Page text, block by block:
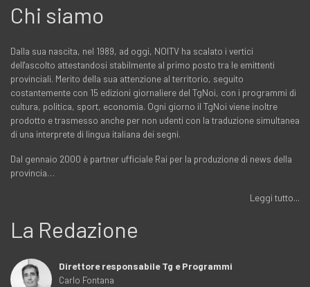
Chi siamo
Dalla sua nascita, nel 1989, ad oggi, NOITV ha scalato i vertici
dell'ascolto attestandosi stabilmente al primo posto tra le emittenti
provinciali. Merito della sua attenzione al territorio, seguito
costantemente con 15 edizioni giornaliere del TgNoi, con i programmi di
cultura, politica, sport, economia. Ogni giorno il TgNoi viene inoltre
prodotto e trasmesso anche per non udenti con la traduzione simultanea
di una interprete di lingua italiana dei segni.
Dal gennaio 2000 è partner ufficiale Rai per la produzione di news della
provincia…
Leggi tutto...
La Redazione
Direttore responsabile Tg e Programmi
Carlo Fontana